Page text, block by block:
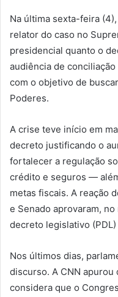
Na última sexta-feira
relator do caso no
presidencial quanto o
audiência de conciliação
com o objetivo de
Poderes.
A crise teve início em
decreto justificando o
fortalecer a regulação
crédito e seguros —
metas fiscais. A reação
e Senado aprovaram,
decreto legislativo
Nos últimos dias,
discurso. A CNN apurou
considera que o